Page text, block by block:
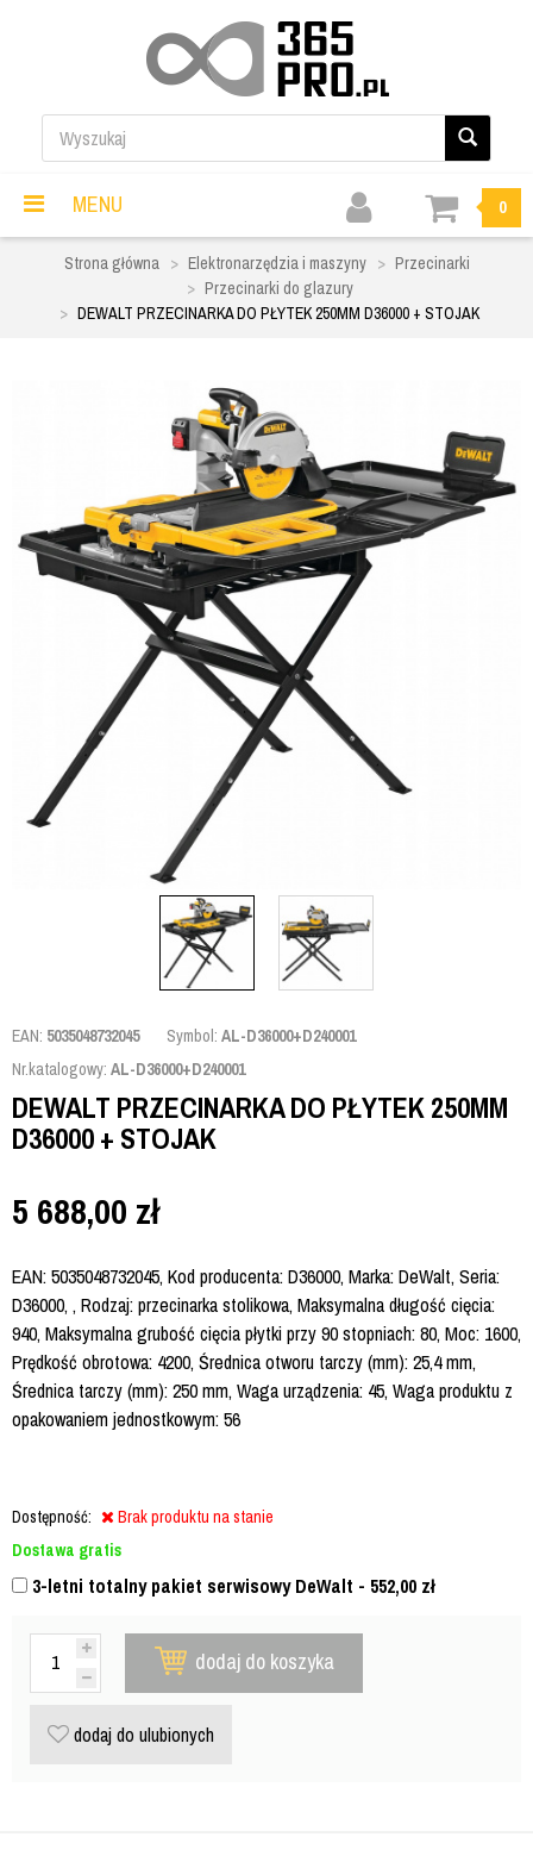
MENU 0
Strona główna Elektronarzędzia i maszyny
Przecinarki
Przecinarki do glazury
DEWALT PRZECINARKA DO PŁYTEK 250MM D36000 + STOJAK
EAN: 5035048732045 Symbol: AL-D36000+D240001
Nr.katalogowy: AL-D36000+D240001
DEWALT PRZECINARKA DO PŁYTEK 250MM
D36000 + STOJAK
5 688,00 zł
EAN: 5035048732045, Kod producenta: D36000, Marka: DeWalt, Seria:
D36000, , Rodzaj: przecinarka stolikowa, Maksymalna długość cięcia:
940, Maksymalna grubość cięcia płytki przy 90 stopniach: 80, Moc: 1600,
Prędkość obrotowa: 4200, Średnica otworu tarczy (mm): 25,4 mm,
Średnica tarczy (mm): 250 mm, Waga urządzenia: 45, Waga produktu z
opakowaniem jednostkowym: 56
Dostępność:
Brak produktu na stanie
Dostawa gratis
3-letni totalny pakiet serwisowy DeWalt - 552,00 zł
dodaj do koszyka
dodaj do ulubionych